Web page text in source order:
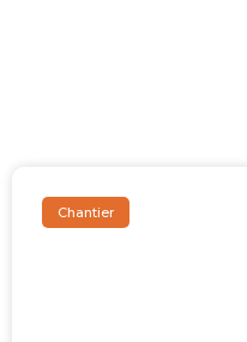
Chantier